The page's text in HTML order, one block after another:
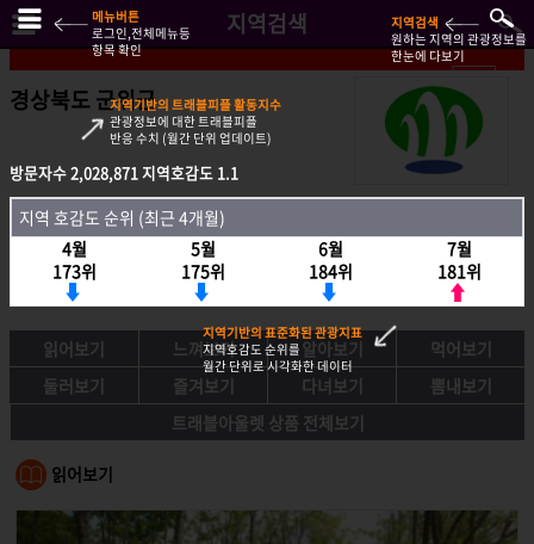
지역검색
경상북도 군위군
방문자수2,028,871 지역호감도 1.1
지역호감도 순위 (최근 4개월)
4월
173위
5월
175위
6월
184위
7월
181위
읽어보기 느껴보기 알아보기
먹어보기
둘러보기
즐겨보기 다녀보기
뽐내보기
트래블아울렛 상품 전체보기
읽어보기
방문자수2,028,871 지역호감도 1.1
지역 호감도 순위 (최근 4개월)
4월
173위
5월
175위
6월
184위
7월
181위
메뉴버튼
로그인,전체메뉴등
항목 확인
지역검색
원하는 지역의 관광정보를
한눈에 다보기
지역기반의 트래블피플 활동지수
관광정보에 대한 트래블피플
반응 수치 (월간 단위 업데이트)
지역기반의 표준화된 관광지표
지역호감도 순위를
월간 단위로 시각화한 데이터